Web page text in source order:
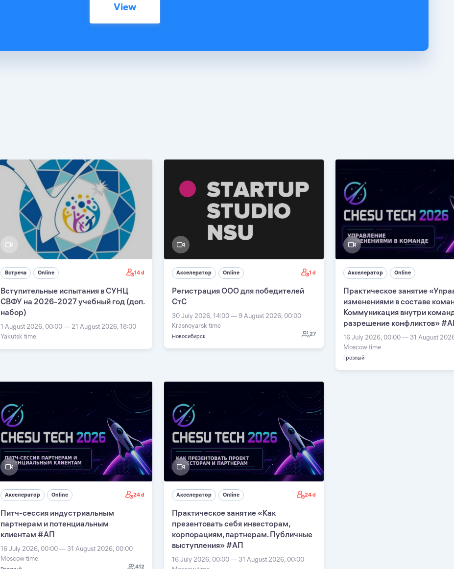
View
Встреча Online 14 d
Вступительные испытания в СУНЦ
СВФУ на 2026-2027 учебный год (доп.
набор)
1 August 2026, 00:00 — 21 August 2026, 18:00
Yakutsk time
Акселератор Online 1 d
Регистрация ООО для победителей
СтС
30 July 2026, 14:00 — 9 August 2026, 00:00
Krasnoyarsk time
Новосибирск 27
Акселератор Online
Практическое занятие
изменениями в составе
Коммуникация внутри
разрешение конфликтов»
16 July 2026, 00:00 — 31 August
Moscow time
Грозный
Акселератор Online 24 d
Питч-сессия индустриальным
партнерам и потенциальным
клиентам #АП
16 July 2026, 00:00 — 31 August 2026, 00:00
Moscow time
412
Акселератор Online 24 d
Практическое занятие «Как
презентовать себя инвесторам,
корпорациям, партнерам. Публичные
выступления» #АП
16 July 2026, 00:00 — 31 August 2026, 00:00